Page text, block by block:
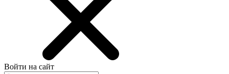
Войти на сайт